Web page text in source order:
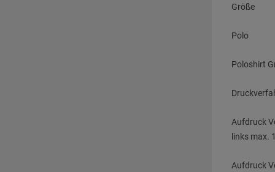
Größe
Polo
Poloshirt
Aufdruck
links max.
Aufdruck